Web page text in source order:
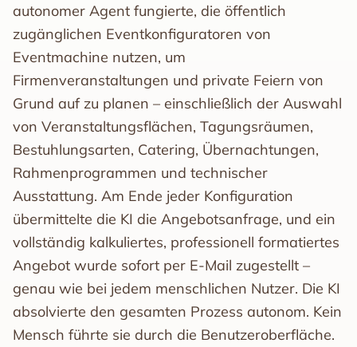
autonomer Agent fungierte, die öffentlich
zugänglichen Eventkonfiguratoren von
Eventmachine nutzen, um
Firmenveranstaltungen und private Feiern von
Grund auf zu planen – einschließlich der Auswahl
von Veranstaltungsflächen, Tagungsräumen,
Bestuhlungsarten, Catering, Übernachtungen,
Rahmenprogrammen und technischer
Ausstattung. Am Ende jeder Konfiguration
übermittelte die KI die Angebotsanfrage, und ein
vollständig kalkuliertes, professionell formatiertes
Angebot wurde sofort per E-Mail zugestellt –
genau wie bei jedem menschlichen Nutzer. Die KI
absolvierte den gesamten Prozess autonom. Kein
Mensch führte sie durch die Benutzeroberfläche.